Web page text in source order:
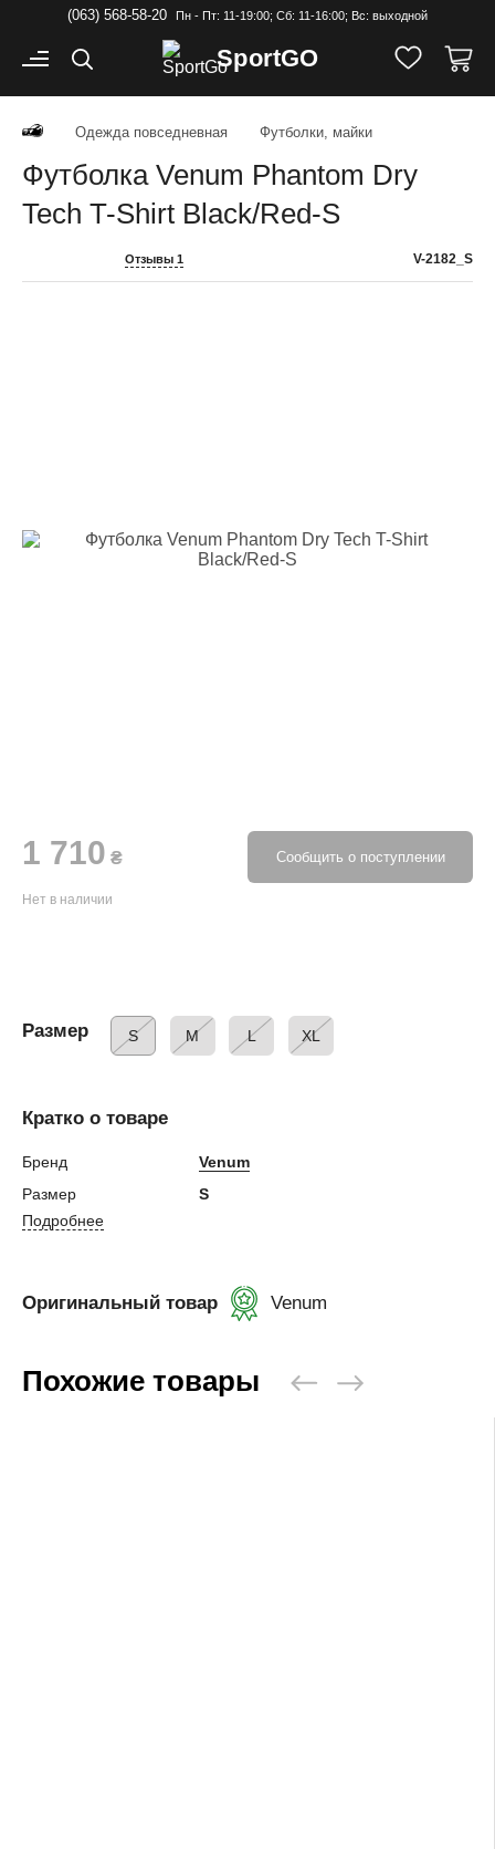
(063) 568-58-20 Пн - Пт: 11-19:00; Cб: 11-16:00; Вс: выходной
SportGO
Одежда повседневная Футболки, майки
Футболка Venum Phantom Dry
Tech T-Shirt Black/Red-S
Отзывы 1 V-2182_S
1 710 ₴
Нет в наличии
Сообщить о поступлении
Размер S M L XL
Кратко о товаре
Бренд
Venum
Размер
S
Подробнее
Оригинальный товар Venum
Похожие товары